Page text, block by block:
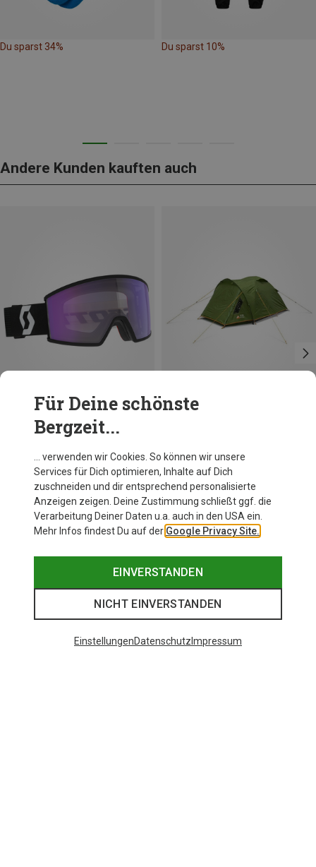
Du sparst 34% Du sparst 10%
Andere Kunden kauften auch
Du sparst 27%
Für Deine schönste
Bergzeit...
… verwenden wir Cookies. So können wir unsere
Services für Dich optimieren, Inhalte auf Dich
zuschneiden und dir entsprechend personalisierte
Anzeigen zeigen. Deine Zustimmung schließt ggf. die
Verarbeitung Deiner Daten u.a. auch in den USA ein.
Mehr Infos findest Du auf der Google Privacy Site.
EINVERSTANDEN
NICHT EINVERSTANDEN
EinstellungenDatenschutz Impressum